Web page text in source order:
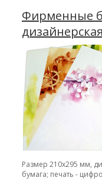
Фирменные
"Лен"
Размер 210х295 мм,
бумага; печать -